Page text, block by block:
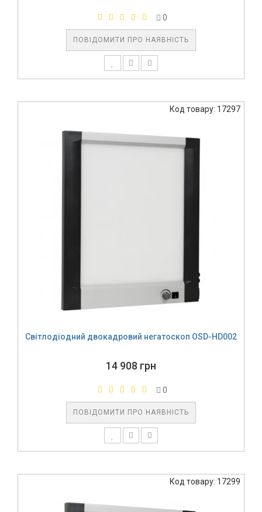
0
ПОВІДОМИТИ ПРО НАЯВНІСТЬ
Код товару: 17297
Світлодіодний двокадровий негатоскоп OSD-HD002
14 908 грн
0
ПОВІДОМИТИ ПРО НАЯВНІСТЬ
Код товару: 17299